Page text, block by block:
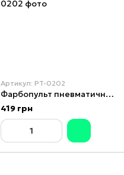
Артикул: PT-0202
Фарбопульт пневматичний HP, форсунка 1.5 мм, INTERTOOL PT-0202
419 грн